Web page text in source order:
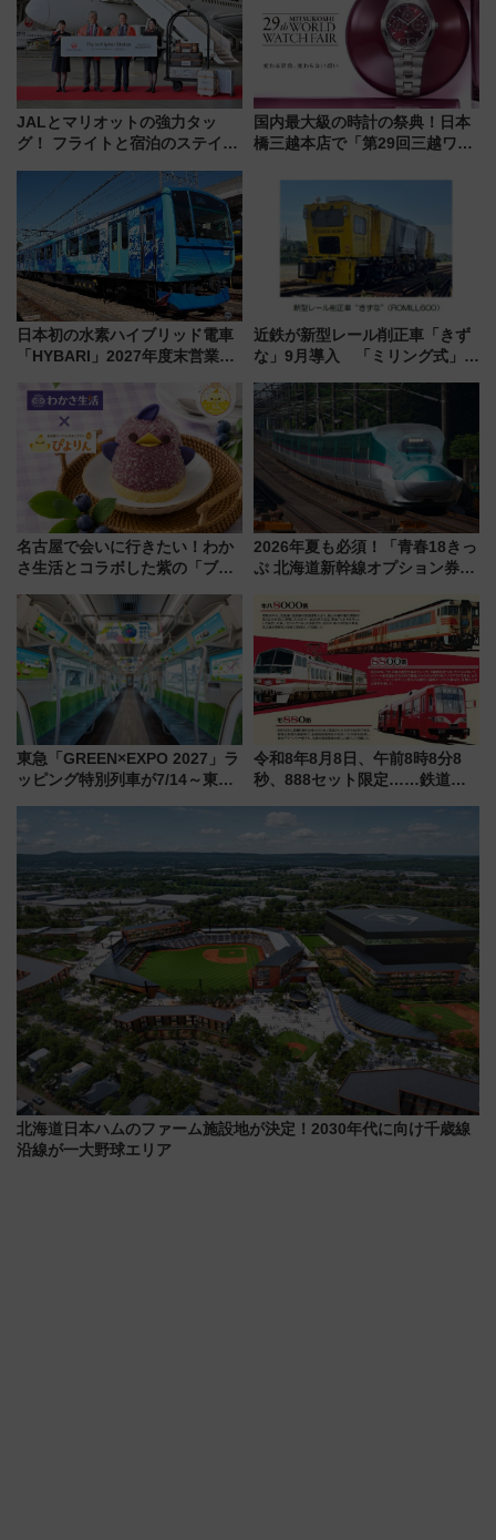
JALとマリオットの強力タッ
グ！ フライトと宿泊のステイタ
上級会員資格を効率よく獲得す
る方法を解説
国内最大級の時計の祭典！日本
橋三越本店で「第29回三越ワー
【2026年8月5日～25日】
日本初の水素ハイブリッド電車
「HYBARI」2027年度末営業運
で水素利活用が加速
近鉄が新型レール削正車「きず
な」9月導入 「ミリング式」採
化！安全性や乗り心地の向上に
貢献するだけでなく、全線区で
活躍するための仕組みも
名古屋で会いに行きたい！わか
さ生活とコラボした紫の「ブル
売
2026年夏も必須！「青春18きっ
ぷ 北海道新幹線オプション券」
の罠
東急「GREEN×EXPO 2027」ラ
ッピング特別列車が7/14～東
令和8年8月8日、午前8時8分8
秒、888セット限定……鉄道各
北海道日本ハムのファーム施設地が決定！2030年代に向け千歳線
沿線が一大野球エリア